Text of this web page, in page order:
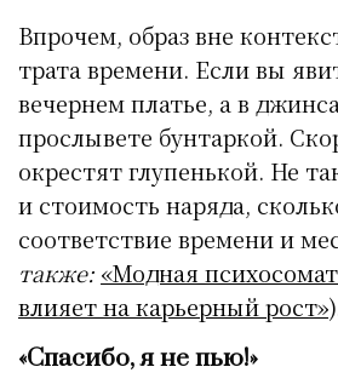
Впрочем, образ вне
трата времени. Если вы
вечернем платье, а в
прослывете бунтаркой.
окрестят глупенькой. Не
и стоимость наряда,
соответствие времени и
также: «Модная
влияет на карьерный рост»
«Спасибо, я не пью!»